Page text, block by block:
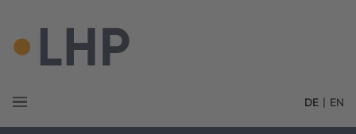
DE | EN